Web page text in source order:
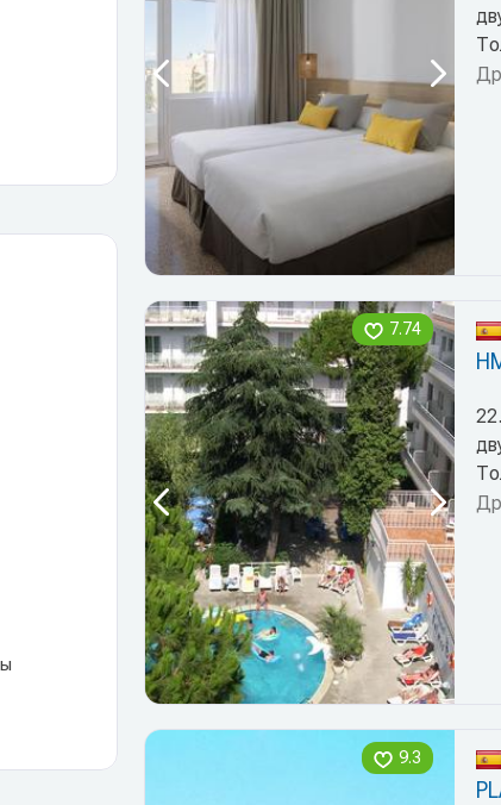
7.74
9.3